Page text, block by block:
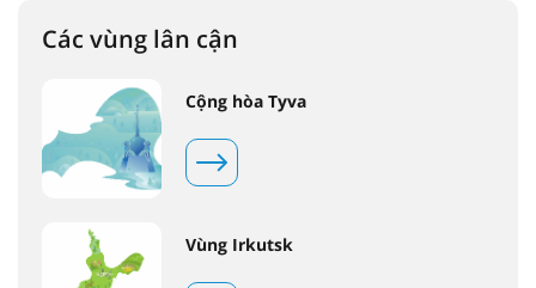
Các vùng lân cận
Cộng hòa Tyva
Vùng Irkutsk